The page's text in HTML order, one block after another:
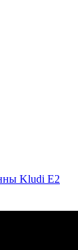
Kludi E2